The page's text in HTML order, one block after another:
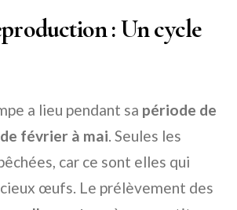
: Un cycle
a lieu pendant sa période de
février à mai. Seules les
car ce sont elles qui
œufs. Le prélèvement des